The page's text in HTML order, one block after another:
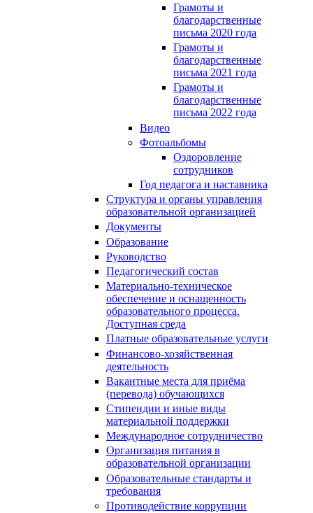
Грамоты и
благодарственные
письма 2020 года
Грамоты и
благодарственные
письма 2021 года
Грамоты и
благодарственные
письма 2022 года
Видео
Фотоальбомы
Оздоровление
сотрудников
Год педагога и наставника
Структура и органы управления
образовательной организацией
Документы
Образование
Руководство
Педагогический состав
Материально-техническое
обеспечение и оснащенность
образовательного процесса.
Доступная среда
Платные образовательные услуги
Финансово-хозяйственная
деятельность
Вакантные места для приёма
(перевода) обучающихся
Стипендии и иные виды
материальной поддержки
Международное сотрудничество
Организация питания в
образовательной организации
Образовательные стандарты и
требования
Противодействие коррупции